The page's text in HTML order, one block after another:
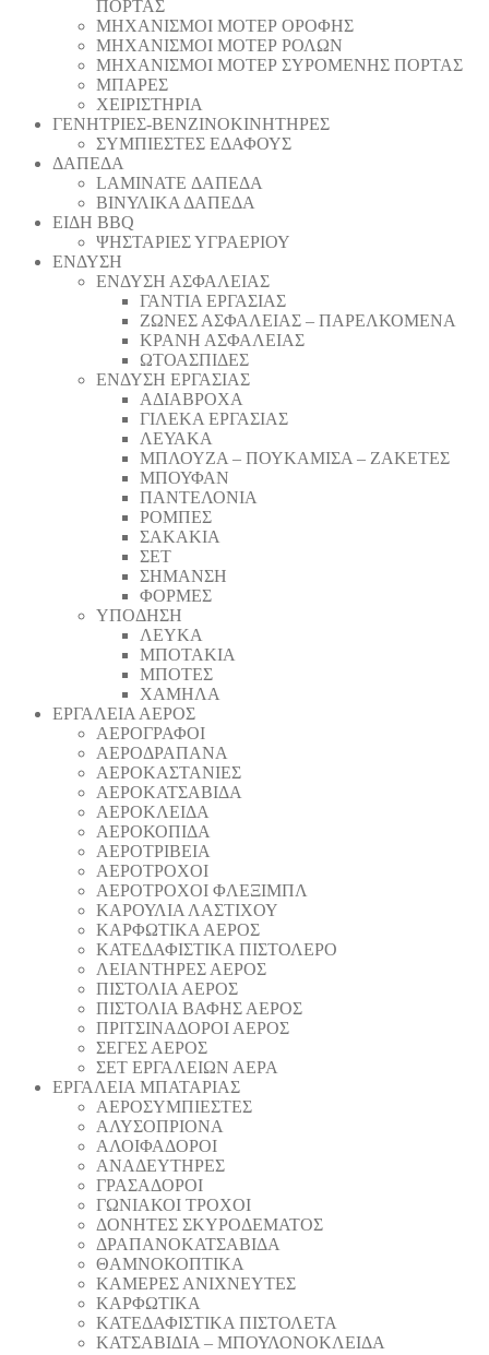
ΠΟΡΤΑΣ
ΜΗΧΑΝΙΣΜΟΙ ΜΟΤΕΡ ΟΡΟΦΗΣ
ΜΗΧΑΝΙΣΜΟΙ ΜΟΤΕΡ ΡΟΛΩΝ
ΜΗΧΑΝΙΣΜΟΙ ΜΟΤΕΡ ΣΥΡΟΜΕΝΗΣ ΠΟΡΤΑΣ
ΜΠΑΡΕΣ
ΧΕΙΡΙΣΤΗΡΙΑ
ΓΕΝΗΤΡΙΕΣ-ΒΕΝΖΙΝΟΚΙΝΗΤΗΡΕΣ
ΣΥΜΠΙΕΣΤΕΣ ΕΔΑΦΟΥΣ
ΔΑΠΕΔΑ
LAMINATE ΔΑΠΕΔΑ
ΒΙΝΥΛΙΚΑ ΔΑΠΕΔΑ
ΕΙΔΗ BBQ
ΨΗΣΤΑΡΙΕΣ ΥΓΡΑΕΡΙΟΥ
ΕΝΔΥΣΗ
ΕΝΔΥΣΗ ΑΣΦΑΛΕΙΑΣ
ΓΑΝΤΙΑ ΕΡΓΑΣΙΑΣ
ΖΩΝΕΣ ΑΣΦΑΛΕΙΑΣ – ΠΑΡΕΛΚΟΜΕΝΑ
ΚΡΑΝΗ ΑΣΦΑΛΕΙΑΣ
ΩΤΟΑΣΠΙΔΕΣ
ΕΝΔΥΣΗ ΕΡΓΑΣΙΑΣ
ΑΔΙΑΒΡΟΧΑ
ΓΙΛΕΚΑ ΕΡΓΑΣΙΑΣ
ΛΕΥΑΚΑ
ΜΠΛΟΥΖΑ – ΠΟΥΚΑΜΙΣΑ – ΖΑΚΕΤΕΣ
ΜΠΟΥΦΑΝ
ΠΑΝΤΕΛΟΝΙΑ
ΡΟΜΠΕΣ
ΣΑΚΑΚΙΑ
ΣΕΤ
ΣΗΜΑΝΣΗ
ΦΟΡΜΕΣ
ΥΠΟΔΗΣΗ
ΛΕΥΚΑ
ΜΠΟΤΑΚΙΑ
ΜΠΟΤΕΣ
ΧΑΜΗΛΑ
ΕΡΓΑΛΕΙΑ ΑΕΡΟΣ
ΑΕΡΟΓΡΑΦΟΙ
ΑΕΡΟΔΡΑΠΑΝA
ΑΕΡΟΚΑΣΤΑΝΙΕΣ
ΑΕΡΟΚΑΤΣΑΒΙΔΑ
ΑΕΡΟΚΛΕΙΔΑ
ΑΕΡΟΚΟΠΙΔΑ
ΑΕΡΟΤΡΙΒΕΙΑ
ΑΕΡΟΤΡΟΧΟΙ
ΑΕΡΟΤΡΟΧΟΙ ΦΛΕΞΙΜΠΛ
ΚΑΡΟΥΛΙΑ ΛΑΣΤΙΧΟΥ
ΚΑΡΦΩΤΙΚΑ ΑΕΡΟΣ
ΚΑΤΕΔΑΦΙΣΤΙΚΑ ΠΙΣΤΟΛΕΡΟ
ΛΕΙΑΝΤΗΡΕΣ ΑΕΡΟΣ
ΠΙΣΤΟΛΙΑ ΑΕΡΟΣ
ΠΙΣΤΟΛΙΑ ΒΑΦΗΣ ΑΕΡΟΣ
ΠΡΙΤΣΙΝΑΔΟΡΟΙ ΑΕΡΟΣ
ΣΕΓΕΣ ΑΕΡΟΣ
ΣΕΤ ΕΡΓΑΛΕΙΩΝ ΑΕΡΑ
ΕΡΓΑΛΕΙΑ ΜΠΑΤΑΡΙΑΣ
AEΡΟΣΥΜΠΙΕΣΤΕΣ
AΛΥΣΟΠΡΙΟΝΑ
ΑΛΟΙΦΑΔOΡΟI
ΑΝΑΔΕΥΤΗΡΕΣ
ΓΡΑΣΑΔΟΡΟΙ
ΓΩΝΙΑΚΟΙ ΤΡΟΧΟΙ
ΔΟΝΗΤΕΣ ΣΚΥΡΟΔΕΜΑΤΟΣ
ΔΡΑΠΑΝΟΚΑΤΣΑΒΙΔΑ
ΘAΜΝΟΚΟΠΤΙΚΑ
ΚΑΜΕΡΕΣ ΑΝΙΧΝΕΥΤΕΣ
ΚΑΡΦΩΤΙΚΑ
ΚΑΤΕΔΑΦΙΣΤΙΚΑ ΠΙΣΤΟΛΕΤΑ
ΚΑΤΣΑΒΙΔΙΑ – ΜΠΟΥΛΟΝΟΚΛΕΙΔΑ